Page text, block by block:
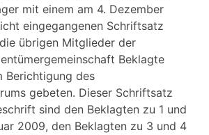
mit einem am 4. Dezember
eingegangenen Schriftsatz
übrigen Mitglieder der
Beklagte
Berichtigung des
gebeten. Dieser Schriftsatz
sind den Beklagten zu 1 und
2009, den Beklagten zu 3 und 4